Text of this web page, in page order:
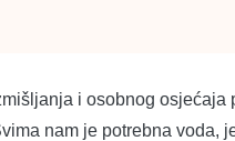
i osobnog
nam je potrebna voda,